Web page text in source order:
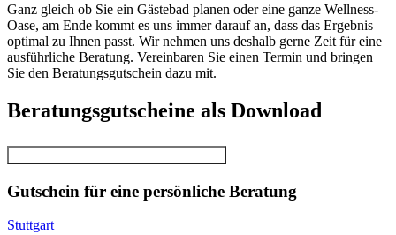
Ganz gleich ob Sie ein Gästebad planen oder eine ganze Wellness-
Oase, am Ende kommt es uns immer darauf an, dass das Ergebnis
optimal zu Ihnen passt. Wir nehmen uns deshalb gerne Zeit für eine
ausführliche Beratung. Vereinbaren Sie einen Termin und bringen
Sie den Beratungsgutschein dazu mit.
Beratungsgutscheine als Download
Gutschein für eine persönliche Beratung
Stuttgart